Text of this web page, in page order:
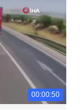
00:00:50